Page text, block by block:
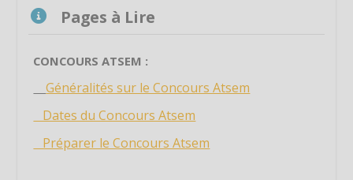
Étiquette
Étiquette
Étiquette
Étiquette
Étiquette
Pages à Lire
CONCOURS ATSEM :
Généralités sur le Concours Atsem
Dates du Concours Atsem
Préparer le Concours Atsem